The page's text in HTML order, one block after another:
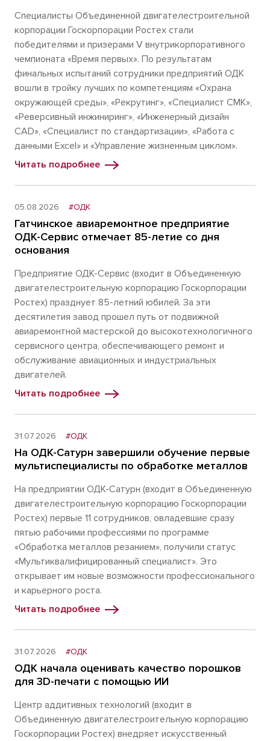
Специалисты Объединенной двигателестроительной
корпорации Госкорпорации Ростех стали
победителями и призерами V внутрикорпоративного
чемпионата «Время первых». По результатам
финальных испытаний сотрудники предприятий ОДК
вошли в тройку лучших по компетенциям «Охрана
окружающей среды», «Рекрутинг», «Специалист СМК»,
«Реверсивный инжиниринг», «Инженерный дизайн
CAD», «Специалист по стандартизации», «Работа с
данными Excel» и «Управление жизненным циклом».
Читать подробнее
05.08.2026 #ОДК
Гатчинское авиаремонтное предприятие
ОДК-Сервис отмечает 85-летие со дня
основания
Предприятие ОДК-Сервис (входит в Объединенную
двигателестроительную корпорацию Госкорпорации
Ростех) празднует 85-летний юбилей. За эти
десятилетия завод прошел путь от подвижной
авиаремонтной мастерской до высокотехнологичного
сервисного центра, обеспечивающего ремонт и
обслуживание авиационных и индустриальных
двигателей.
Читать подробнее
31.07.2026 #ОДК
На ОДК-Сатурн завершили обучение первые
мультиспециалисты по обработке металлов
На предприятии ОДК-Сатурн (входит в Объединенную
двигателестроительную корпорацию Госкорпорации
Ростех) первые 11 сотрудников, овладевшие сразу
пятью рабочими профессиями по программе
«Обработка металлов резанием», получили статус
«Мультиквалифицированный специалист». Это
открывает им новые возможности профессионального
и карьерного роста.
Читать подробнее
31.07.2026 #ОДК
ОДК начала оценивать качество порошков
для 3D-печати с помощью ИИ
Центр аддитивных технологий (входит в
Объединенную двигателестроительную корпорацию
Госкорпорации Ростех) внедряет искусственный